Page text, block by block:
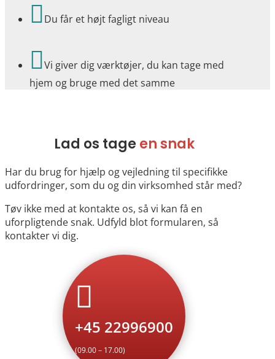
 Du får et højt fagligt niveau
 Vi giver dig værktøjer, du kan tage med
hjem og bruge med det samme
Lad os tage en snak
Har du brug for hjælp og vejledning til specifikke
udfordringer, som du og din virksomhed står med?
Tøv ikke med at kontakte os, så vi kan få en
uforpligtende snak. Udfyld blot formularen, så
kontakter vi dig.

+45 22996900
(09.00 – 17.00)